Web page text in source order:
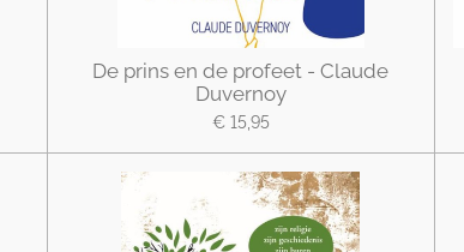
De prins en de profeet - Claude
Duvernoy
€ 15,95